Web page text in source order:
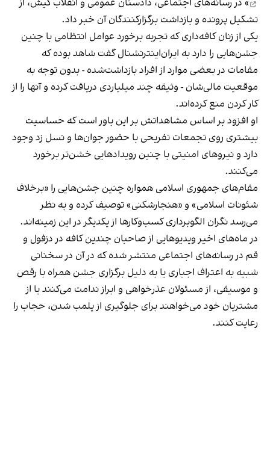
» در رسانه‌های اجتماعی، دادستان عمومی و انقلاب کیش، از
تشکیل پرونده و بازداشت برگزارکنندگان آن خبر داد.
یکی از زنان کافه‌داری که تجربه برخورد عوامل انتظامی با چنین
جشن‌هایی را دارد به ایران‌اینترنشنال گفت شاهد بوده که
مقامات در بعضی موارد از افراد بازداشت‌‌شده - بدون توجه به
موقعیت مالی‌شان - وثیقه چند میلیاردی دریافت کرده و آنها را از
کار کردن منع کرده‌اند.
او افزود بر اساس مشاهداتش بر این باور است که حساسیت
بیشتری روی تجمعات تفریحی با حضور جوان‌ها و نسل زد وجود
دارد و نیروهای امنیتی با چنین رویدادهایی خشن‌تر برخورد
می‌کنند.
مقام‌های جمهوری اسلامی همواره چنین جشن‌هایی را «برخلاف
شئونات اسلامی» و «هنجارشکنی» توصیف کرده و به نظر
می‌رسد نگران الگوبرداری کسب‌وکارها از یکدیگر در این زمینه‌اند.
در ماه‌های اخیر ویدیوهایی از صاحبان چندین کافه در دزفول و
قم در رسانه‌های اجتماعی منتشر شده که در آن در سخنانی
شبیه به اعتراف اجباری یا به دلیل برگزاری جشن همراه با رقص
و موسیقی، از مسئولان عذرخواهی و ابراز ندامت می‌کنند یا از
مشتریان خود می‌خواهند برای جلوگیری از پلمب شدن، حجاب را
رعایت کنند.